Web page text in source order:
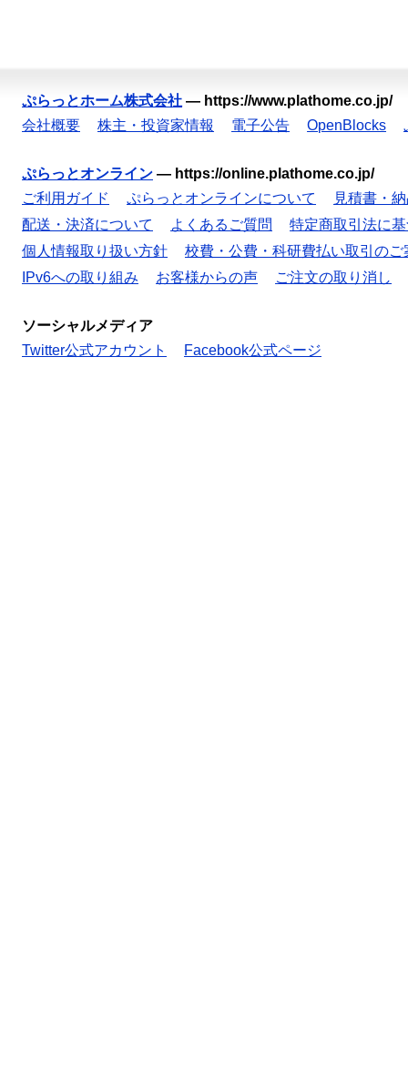
ぷらっとホーム株式会社 — https://www.plathome.co.jp/
会社概要
株主・投資家情報 電子公告 OpenBlocks
ぷらっとオンライン — https://online.plathome.co.jp/
ご利用ガイド
ぷらっとオンラインについて
見積書・
配送・決済について
よくあるご質問
特定商取引法に
個人情報取り扱い方針
校費・公費・科研費払い取引のご
IPv6への取り組み
お客様からの声 ご注文の取り消し
ソーシャルメディア
Twitter公式アカウント
Facebook公式ページ